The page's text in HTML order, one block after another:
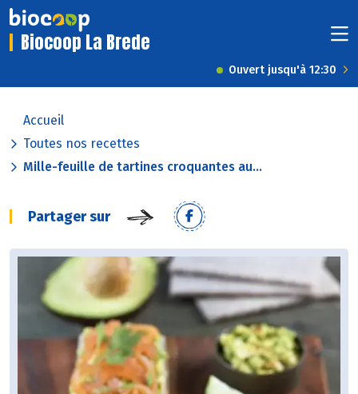
Biocoop La Brede
Ouvert jusqu'à 12:30
Accueil
Toutes nos recettes
Mille-feuille de tartines croquantes au...
Partager sur